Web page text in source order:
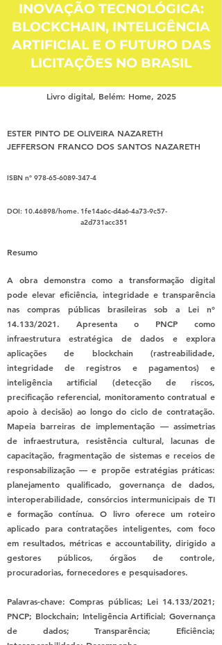
INOVAÇÃO TECNOLÓGICA:
BLOCKCHAIN, INTELIGÊNCIA
ARTIFICIAL E O FUTURO DAS
LICITAÇÕES NO BRASIL
Livro digital, Belém: Home, 2025
ESTER PINTO DE OLIVEIRA NAZARETH
JEFFERSON FRANCO DOS SANTOS NAZARETH
ISBN nº 978-65-6089-347-4
DOI: 10.46898/home. 1fe14a6c-d4a6-4a73-9c57-
a2d731acc351
Resumo
A obra demonstra como a transformação digital
pode elevar eficiência, integridade e transparência
nas compras públicas brasileiras sob a Lei nº
14.133/2021. Apresenta o PNCP como
infraestrutura estratégica de dados e explora
aplicações de blockchain (rastreabilidade,
integridade de registros e pagamentos) e
inteligência artificial (detecção de riscos,
precificação referencial, monitoramento contratual e
apoio à decisão) ao longo do ciclo de contratação.
Mapeia barreiras de implementação — assimetrias
de infraestrutura, resistência cultural, lacunas de
capacitação, fragmentação de sistemas e receios de
responsabilização — e propõe estratégias práticas:
planejamento qualificado, governança de dados,
interoperabilidade, consórcios intermunicipais de TI
e formação contínua. O livro oferece um roteiro
aplicado para contratações inteligentes, com foco
em resultados, métricas e accountability, dirigido a
gestores públicos, órgãos de controle,
procuradorias, fornecedores e pesquisadores.
Palavras-chave: Compras públicas; Lei 14.133/2021;
PNCP; Blockchain; Inteligência Artificial; Governança
de dados; Transparência; Eficiência;